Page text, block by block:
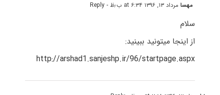
مهسامرداد ۱۳, ۱۳۹۶ at ۶:۳۴ ب٫ظ - Reply
سلام
از اینجا میتونید ببینید:
http://arshad1.sanjeshp.ir/96/startpage.aspx